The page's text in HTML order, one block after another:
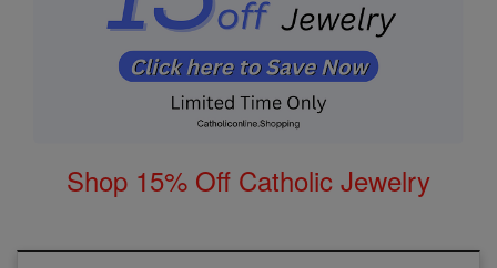
Shop 15% Off Catholic Jewelry